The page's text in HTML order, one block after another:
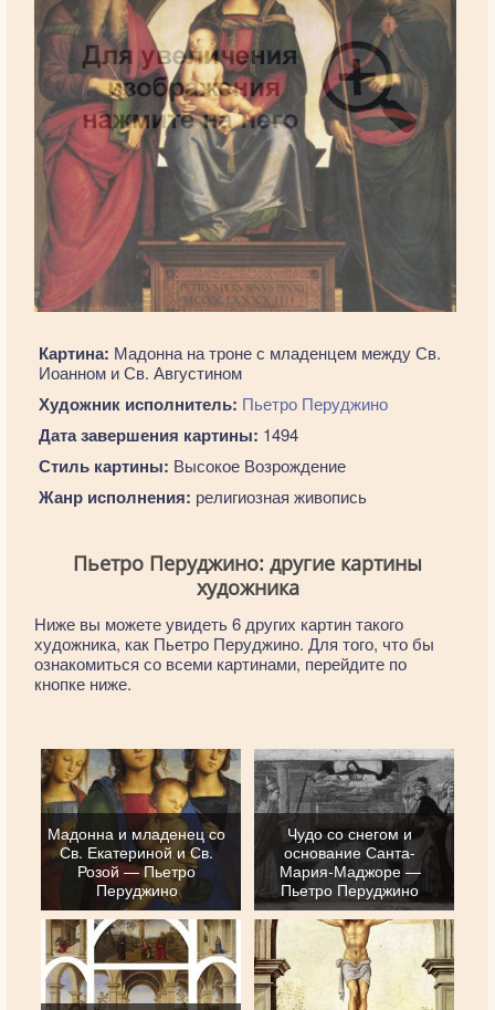
Картина: Мадонна на троне с младенцем между Св.
Иоанном и Св. Августином
Художник исполнитель: Пьетро Перуджино
Дата завершения картины: 1494
Стиль картины: Высокое Возрождение
Жанр исполнения: религиозная живопись
Пьетро Перуджино: другие картины
художника
Ниже вы можете увидеть 6 других картин такого
художника, как Пьетро Перуджино. Для того, что бы
ознакомиться со всеми картинами, перейдите по
кнопке ниже.
Мадонна и младенец со
Св. Екатериной и Св.
Розой — Пьетро
Перуджино
Чудо со снегом и
основание Санта-
Мария-Маджоре —
Пьетро Перуджино